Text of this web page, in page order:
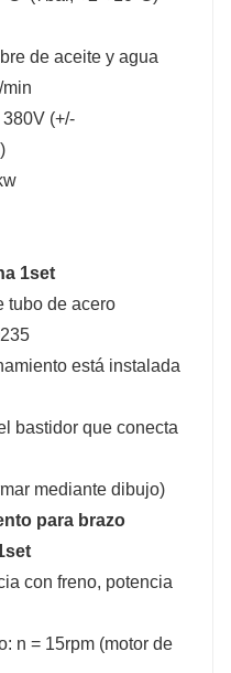
de aceite y agua
(+/-
tubo de acero
está instalada
bastidor que conecta
mediante dibujo)
para brazo
con freno, potencia
n = 15rpm (motor de